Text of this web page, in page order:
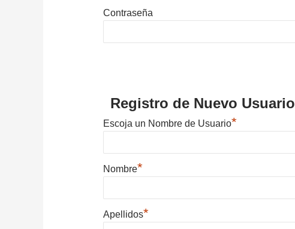
Contraseña
Registro de Nuevo Usuario
Escoja un Nombre de Usuario*
Nombre*
Apellidos*